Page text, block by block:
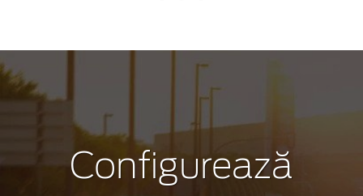
Configurează